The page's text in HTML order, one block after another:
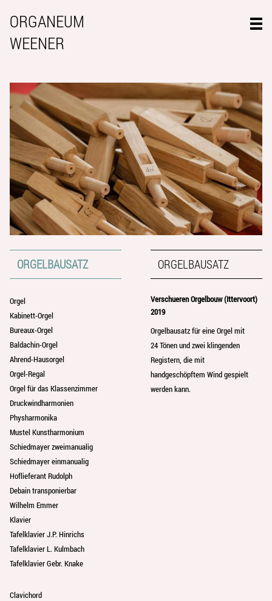
ORGANEUM
WEENER
ORGELBAUSATZ
Orgel
Kabinett-Orgel
Bureaux-Orgel
Baldachin-Orgel
Ahrend-Hausorgel
Orgel-Regal
Orgel für das Klassenzimmer
Druckwindharmonien
Physharmonika
Mustel Kunstharmonium
Schiedmayer zweimanualig
Schiedmayer einmanualig
Hoflieferant Rudolph
Debain transponierbar
Wilhelm Emmer
Klavier
Tafelklavier J.P. Hinrichs
Tafelklavier L. Kulmbach
Tafelklavier Gebr. Knake
Clavichord
ORGELBAUSATZ
Verschueren Orgelbouw (Ittervoort)
2019
Orgelbausatz für eine Orgel mit
24 Tönen und zwei klingenden
Registern, die mit
handgeschöpftem Wind gespielt
werden kann.